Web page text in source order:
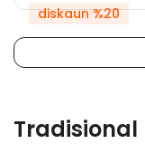
diskaun %20
Tradisional